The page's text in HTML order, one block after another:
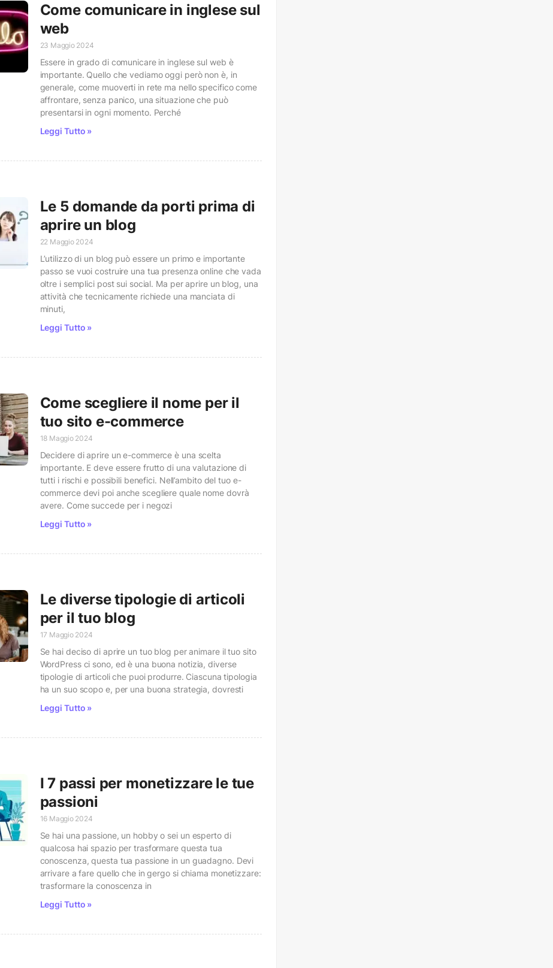
Come comunicare in inglese sul
web
23 Maggio 2024
Essere in grado di comunicare in inglese sul web è
importante. Quello che vediamo oggi però non è, in
generale, come muoverti in rete ma nello specifico come
affrontare, senza panico, una situazione che può
presentarsi in ogni momento. Perché
Leggi Tutto »
Le 5 domande da porti prima di
aprire un blog
22 Maggio 2024
L’utilizzo di un blog può essere un primo e importante
passo se vuoi costruire una tua presenza online che vada
oltre i semplici post sui social. Ma per aprire un blog, una
attività che tecnicamente richiede una manciata di
minuti,
Leggi Tutto »
Come scegliere il nome per il
tuo sito e-commerce
18 Maggio 2024
Decidere di aprire un e-commerce è una scelta
importante. E deve essere frutto di una valutazione di
tutti i rischi e possibili benefici. Nell’ambito del tuo e-
commerce devi poi anche scegliere quale nome dovrà
avere. Come succede per i negozi
Leggi Tutto »
Le diverse tipologie di articoli
per il tuo blog
17 Maggio 2024
Se hai deciso di aprire un tuo blog per animare il tuo sito
WordPress ci sono, ed è una buona notizia, diverse
tipologie di articoli che puoi produrre. Ciascuna tipologia
ha un suo scopo e, per una buona strategia, dovresti
Leggi Tutto »
I 7 passi per monetizzare le tue
passioni
16 Maggio 2024
Se hai una passione, un hobby o sei un esperto di
qualcosa hai spazio per trasformare questa tua
conoscenza, questa tua passione in un guadagno. Devi
arrivare a fare quello che in gergo si chiama monetizzare:
trasformare la conoscenza in
Leggi Tutto »